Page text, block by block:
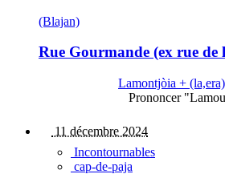
(Blajan)
Rue Gourmande (ex rue
Lamontjòia +
Prononcer
11 décembre 2024
Incontournables
cap-de-paja